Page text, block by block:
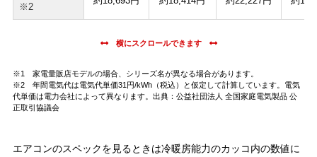
※2
※1 家電量販店モデルの場合、シリーズ名が異なる場合があります。
※2 年間電気代は電気代単価31円/kWh（税込）と仮定して計算しています。電気
代単価は電力会社によって異なります。出典：公益社団法人 全国家庭電気製品 公
正取引協議会
エアコンのスペックを見るときは冷暖房能力のカッコ内の数値に